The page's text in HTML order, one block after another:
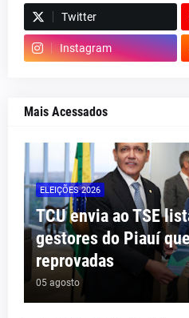
Twitter
Instagram
Mais Acessados
ELEIÇÕES 2026
TCU envia ao TSE
gestores do Piauí
reprovadas
05 agosto